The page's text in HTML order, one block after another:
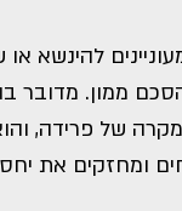
להינשא או
הסכם ממון.
של פרידה,
ומחזקים את